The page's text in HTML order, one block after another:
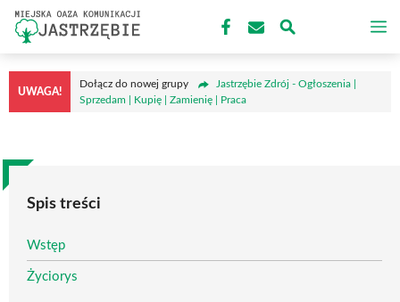
Przejdź
treści
UWAGA!
Dołącz do nowej grupy
Jastrzębie Zdrój - Ogłoszenia |
Sprzedam | Kupię | Zamienię | Praca
Spis treści
Wstęp
Życiorys